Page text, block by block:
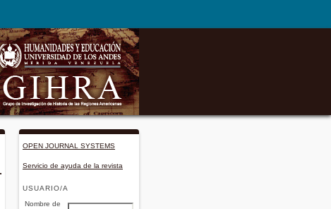
OPEN JOURNAL SYSTEMS
Servicio de ayuda de la revista
USUARIO/A
Nombre de